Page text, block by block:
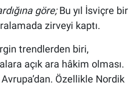
göre;Bu yıl İsviçre bir
zirveyi kaptı.
trendlerden biri,
açık ara hâkim olması.
Özellikle Nordik